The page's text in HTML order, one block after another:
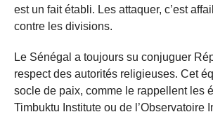
est un fait établi. Les attaquer, c’est
contre les divisions.
Le Sénégal a toujours su conjuguer
respect des autorités religieuses. Cet
socle de paix, comme le rappellent les
Timbuktu Institute ou de l’Observatoire